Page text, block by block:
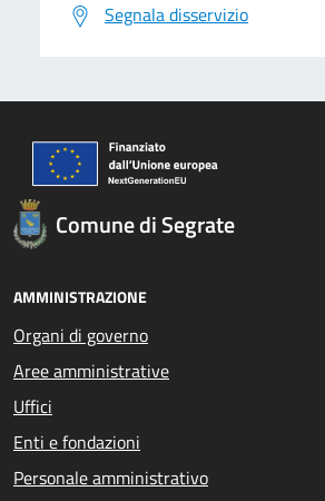
Segnala disservizio
Comune di Segrate
AMMINISTRAZIONE
Organi di governo
Aree amministrative
Uffici
Enti e fondazioni
Personale amministrativo